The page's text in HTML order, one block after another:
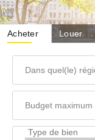
Acheter Louer
maximum
Type